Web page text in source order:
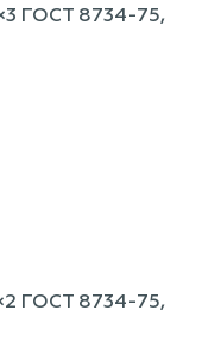
ГОСТ 8734-75,
ГОСТ 8734-75,